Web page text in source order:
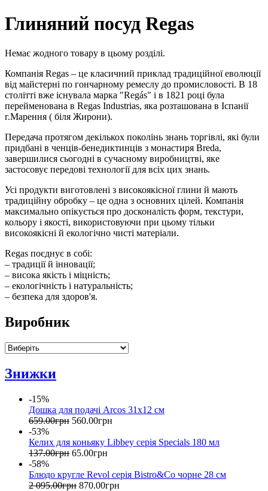
Глиняний посуд Regas
Немає жодного товару в цьому розділі.
Компанія Regas – це класичний приклад традиційної еволюції
від майстерні по гончарному ремеслу до промисловості. В 18
столітті вже існувала марка "Regás" і в 1821 році була
перейменована в Regas Industrias, яка розташована в Іспанії
г.Марення ( біля Жирони).
Передача протягом декількох поколінь знань торгівлі, які були
придбані в ченців-бенедиктинців з монастиря Breda,
завершилися сьогодні в сучасному виробництві, яке
застосовує передові технології для всіх цих знань.
Усі продукти виготовлені з високоякісної глини й мають
традиційну обробку – це одна з основних цілей. Компанія
максимально опікується про досконалість форм, текстури,
кольору і якості, використовуючи при цьому тільки
високоякісні й екологічно чисті матеріали.
Regas поєднує в собі:
– традиції й інновації;
– висока якість і міцність;
– екологічність і натуральність;
– безпека для здоров'я.
Виробник
Знижки
-15%
Дошка для подачі Arcos 31х12 см
659.00грн 560.00грн
-53%
Келих для коньяку Libbey серія Specials 180 мл
137.00грн 65.00грн
-58%
Блюдо кругле Revol серія Bistro&Cо чорне 28 см
2 095.00грн 870.00грн